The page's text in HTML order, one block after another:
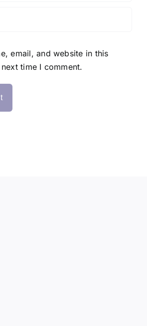
email, and website in this
time I comment.